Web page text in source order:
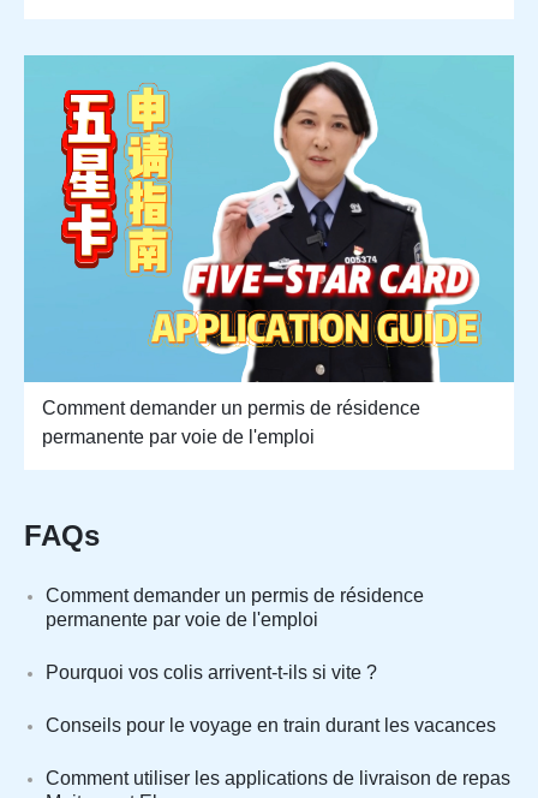
Comment demander un permis de résidence
permanente par voie de l'emploi
FAQs
Comment demander un permis de résidence
permanente par voie de l'emploi
Pourquoi vos colis arrivent-t-ils si vite ?
Conseils pour le voyage en train durant les vacances
Comment utiliser les applications de livraison de repas